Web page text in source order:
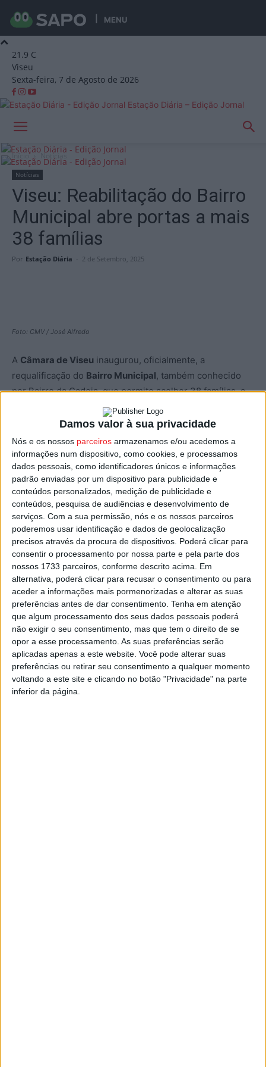
Damos valor à sua privacidade
Nós e os nossos parceiros armazenamos e/ou acedemos a
informações num dispositivo, como cookies, e processamos
dados pessoais, como identificadores únicos e informações
padrão enviadas por um dispositivo para publicidade e
conteúdos personalizados, medição de publicidade e
conteúdos, pesquisa de audiências e desenvolvimento de
serviços. Com a sua permissão, nós e os nossos parceiros
poderemos usar identificação e dados de geolocalização
precisos através da procura de dispositivos. Poderá clicar para
consentir o processamento por nossa parte e pela parte dos
nossos 1733 parceiros, conforme descrito acima. Em
alternativa, poderá clicar para recusar o consentimento ou para
aceder a informações mais pormenorizadas e alterar as suas
preferências antes de dar consentimento. Tenha em atenção
que algum processamento dos seus dados pessoais poderá
não exigir o seu consentimento, mas que tem o direito de se
opor a esse processamento. As suas preferências serão
aplicadas apenas a este website. Você pode alterar suas
preferências ou retirar seu consentimento a qualquer momento
voltando a este site e clicando no botão "Privacidade" na parte
inferior da página.
MENU
21.9 C
Viseu
Sexta-feira, 7 de Agosto de 2026
Estação Diária – Edição Jornal
Início Notícias
Notícias
Viseu: Reabilitação do Bairro
Municipal abre portas a mais
38 famílias
Por Estação Diária - 2 de Setembro, 2025
Foto: CMV / José Alfredo
A Câmara de Viseu inaugurou, oficialmente, a
requalificação do Bairro Municipal, também conhecido
por Bairro da Cadeia, que permite acolher 38 famílias, a
juntar às 40 que por lá já habitam.
A obra foi feita ao abrigo da Estratégia Local de Habitação
de Viseu (ELHV), onde foram investidos cerca de 9,2
milhões de euros, através de verbas do programa ‘1º
Direito – Programa de Apoio ao Acesso à Habitação’,
financiado pelo Plano de Recuperação e Resiliência do
Governo (PRR) em 3,3 milhões de euros.
Foram reabilitadas 40 casas, destinadas ao realojamento
dos antigos moradores, em regime de arrendamento
apoiado.
Simultaneamente, outras 38 casas foram também
intervencionadas, estas no âmbito do programa ‘Parque
Público de Habitação a Custos Acessíveis’, também
financiado pelo PRR em 3,1 milhões de euros.
A reabilitação destas dezenas de habitações era